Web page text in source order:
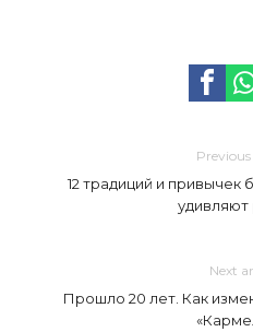
12 традиций и привычек
удивляют
Next
Прошло 20 лет. Как